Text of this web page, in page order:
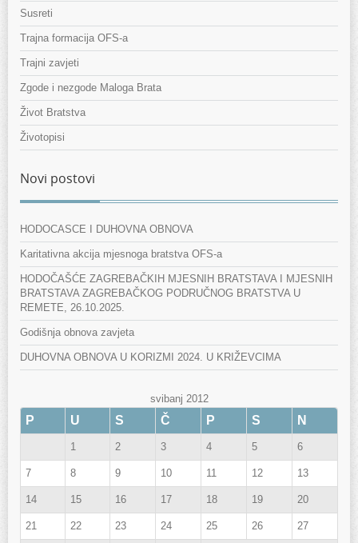
Susreti
Trajna formacija OFS-a
Trajni zavjeti
Zgode i nezgode Maloga Brata
Život Bratstva
Životopisi
Novi postovi
HODOCASCE I DUHOVNA OBNOVA
Karitativna akcija mjesnoga bratstva OFS-a
HODOČAŠĆE ZAGREBAČKIH MJESNIH BRATSTAVA I MJESNIH
BRATSTAVA ZAGREBAČKOG PODRUČNOG BRATSTVA U
REMETE, 26.10.2025.
Godišnja obnova zavjeta
DUHOVNA OBNOVA U KORIZMI 2024. U KRIŽEVCIMA
svibanj 2012
P U S Č P S N
1 2 3 4 5 6
7 8 9 10 11 12 13
14 15 16 17 18 19 20
21 22 23 24 25 26 27